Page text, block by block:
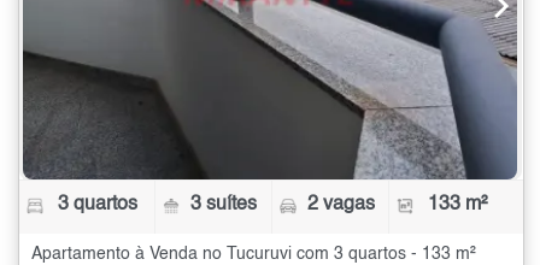
3 quartos 3 suítes 2 vagas 133 m²
Apartamento à Venda no Tucuruvi com 3 quartos - 133 m²